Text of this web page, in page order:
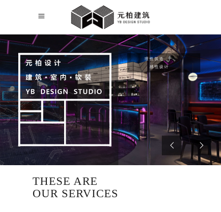
THESE ARE
OUR SERVICES